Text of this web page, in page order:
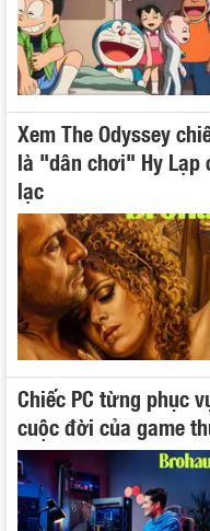
Xem The Odyssey
là "dân chơi" Hy Lạp
lạc
Chiếc PC từng phục
cuộc đời của game